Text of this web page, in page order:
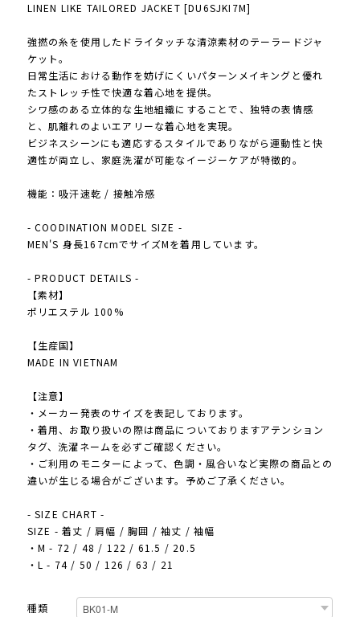
LINEN LIKE TAILORED JACKET [DU6SJKI7M]
強撚の糸を使用したドライタッチな清涼素材のテーラードジャ
ケット。
日常生活における動作を妨げにくいパターンメイキングと優れ
たストレッチ性で快適な着心地を提供。
シワ感のある立体的な生地組織にすることで、独特の表情感
と、肌離れのよいエアリーな着心地を実現。
ビジネスシーンにも適応するスタイルでありながら運動性と快
適性が両立し、家庭洗濯が可能なイージーケアが特徴的。
機能：吸汗速乾 / 接触冷感
- COODINATION MODEL SIZE -
MEN'S 身長167cmでサイズMを着用しています。
- PRODUCT DETAILS -
【素材】
ポリエステル 100%
【生産国】
MADE IN VIETNAM
【注意】
・メーカー発表のサイズを表記しております。
・着用、お取り扱いの際は商品についておりますアテンション
タグ、洗濯ネームを必ずご確認ください。
・ご利用のモニターによって、色調・風合いなど実際の商品との
違いが生じる場合がございます。予めご了承ください。
- SIZE CHART -
SIZE - 着丈 / 肩幅 / 胸囲 / 袖丈 / 袖幅
・M - 72 / 48 / 122 / 61.5 / 20.5
・L - 74 / 50 / 126 / 63 / 21
種類